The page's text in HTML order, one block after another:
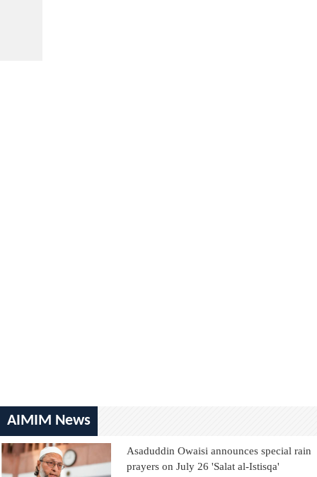
AIMIM News
Asaduddin Owaisi announces special rain
prayers on July 26 'Salat al-Istisqa'